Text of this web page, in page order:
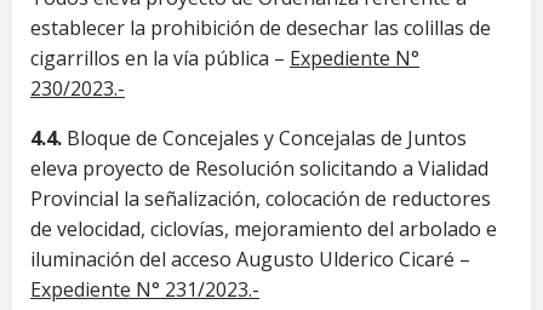
establecer la prohibición de desechar las colillas de
cigarrillos en la vía pública – Expediente N°
230/2023.-
4.4. Bloque de Concejales y Concejalas de Juntos
eleva proyecto de Resolución solicitando a Vialidad
Provincial la señalización, colocación de reductores
de velocidad, ciclovías, mejoramiento del arbolado e
iluminación del acceso Augusto Ulderico Cicaré –
Expediente N° 231/2023.-